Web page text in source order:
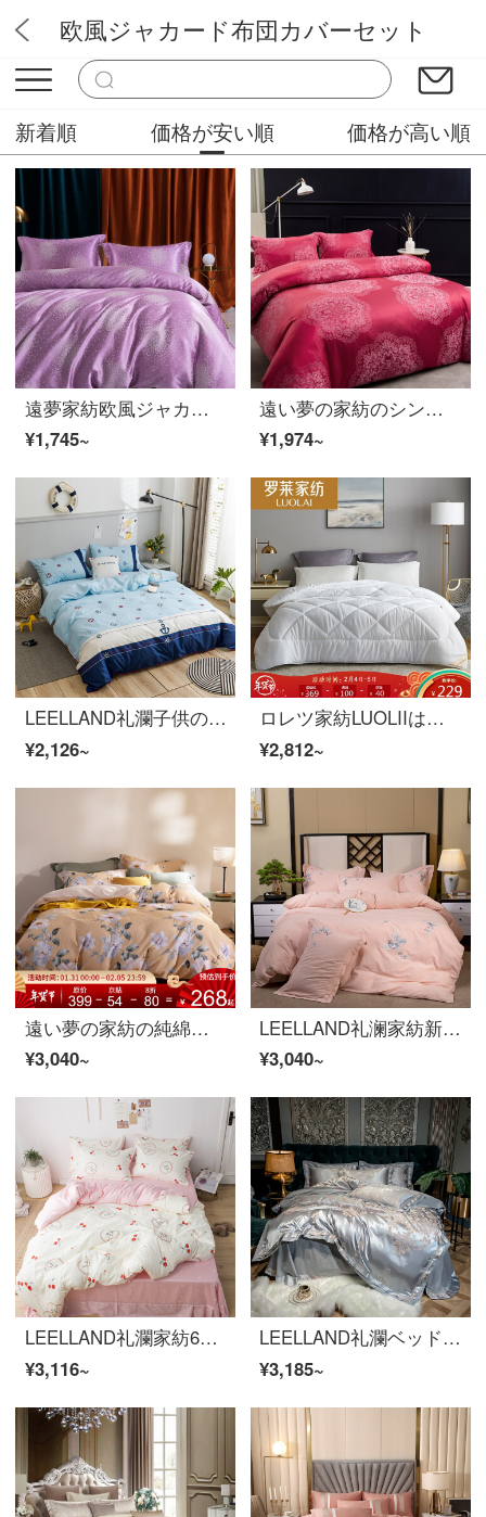
アリスランド
欧風ジャカード布団カバーセット
新着順 価格が安い順 価格が高い順
遠夢家紡欧風ジャカード四点セットのシーツセットの唯美花韻は1.5/1.8 mベッドに適用されます。（布団カバー200 x 230 cm）
¥1,745~
遠い夢の家紡のシンプルな引花の四点セットのシーツ二人セットセットはイリヤに1.5/1.8 mベッドが適用されます（布団カバー200 x 230）
¥1,974~
LEELLAND礼瀾子供の家紡高支持高密漫画プリントと刺繍活性綿ベッドの上の四点セットの純綿枕カバー抱き枕カバーシングルペア4点セットイングランド1.2-1.35 mベッド/160*200 cm
¥2,126~
ロレツ家紡LUOLIIは芯の中空繊維によって冬に厚い布団で軽く毛を研ぐ工芸のツインカバーが1.5メートルベッド200*230 cmである。
¥2,812~
遠い夢の家紡の純綿は柔らかいです。シーツ四枚セットの綿布団カバー1.5 mダブル1.8 mベッドの花言葉清揚-黄は1.5または1.8 mベッドを適用します。
¥3,040~
LEELLAND礼澜家紡新中国式刺繍32本の水洗い綿ベッドの上に4点セットの花卉刺繍純綿中国式サンプルセットの軽回生-粉1.5-1.8メートルベッド/200*230 cm
¥3,040~
LEELLAND礼瀾家紡60本の綿綿綿の綿の綿の綿の綿の贈り物の子供の綿の寝具の4件のセットの純綿の学生のベッドの品物のセットの小さいさくらんぼの1.35/1.5メートルのベッドの4件のセット/200*230 cm布団のカバー
¥3,116~
LEELLAND礼瀾ベッド用品セットの天糸の綿の模様が透けて見えるベッド用品4点セットのシーツ4点セットの時間-絹織物1.8-2.0メートルベッド/220*240 cm
¥3,185~